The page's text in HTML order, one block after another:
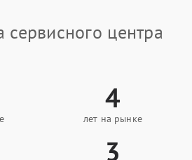
центра
4
лет на рынке
3